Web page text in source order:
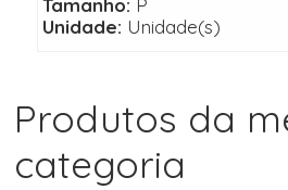
Tamanho: P
Unidade: Unidade(s)
Produtos da
categoria